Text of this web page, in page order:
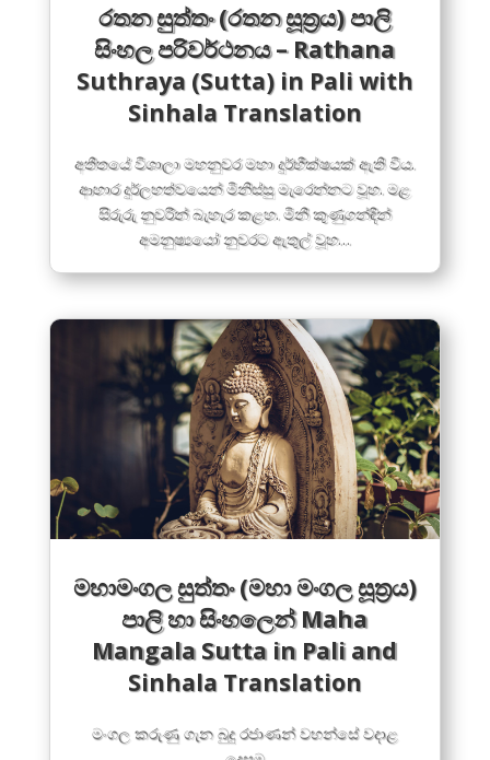
රතන සුත්තං (රතන සූත්‍රය) පාලි
සිංහල පරිවර්ථනය – Rathana
Suthraya (Sutta) in Pali with
Sinhala Translation
අතීතයේ විශාලා මහනුවර මහා දුර්භීක්ෂයක් ඇති විය.
ආහාර දුර්ලභත්වයෙන් මිනිස්සු මැරෙන්නට වූහ. මළ
සිරුරු නුවරින් බැහැර කළහ. මිනී කුණුගන්ඳින්
අමනුෂ්‍යයෝ නුවරට ඇතුල් වූහ…
මහාමංගල සුත්තං (මහා මංගල සූත්‍රය)
පාලි හා සිංහලෙන් Maha
Mangala Sutta in Pali and
Sinhala Translation
මංගල කරුණු ගැන බුදු රජාණන් වහන්සේ වදාළ